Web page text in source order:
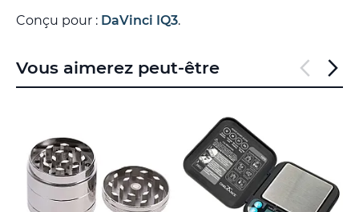
Conçu pour : DaVinci IQ3.
Vous aimerez peut-être